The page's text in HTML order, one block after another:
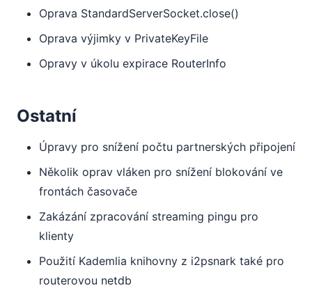
Oprava StandardServerSocket.close()
Oprava výjimky v PrivateKeyFile
Opravy v úkolu expirace RouterInfo
Ostatní
Úpravy pro snížení počtu partnerských připojení
Několik oprav vláken pro snížení blokování ve
frontách časovače
Zakázání zpracování streaming pingu pro
klienty
Použití Kademlia knihovny z i2psnark také pro
routerovou netdb